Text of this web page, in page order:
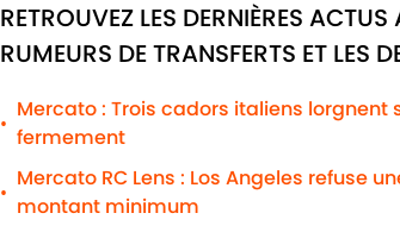
RETROUVEZ LES DERNIÈRES
RUMEURS DE TRANSFERTS ET LES
•
Mercato : Trois cadors italiens lorgnent
fermement
•
Mercato RC Lens : Los Angeles refuse
montant minimum